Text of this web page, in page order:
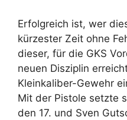
Erfolgreich ist, wer
kürzester Zeit ohne
dieser, für die GKS
neuen Disziplin
Kleinkaliber-Gewehr
Mit der Pistole setzte
den 17. und Sven